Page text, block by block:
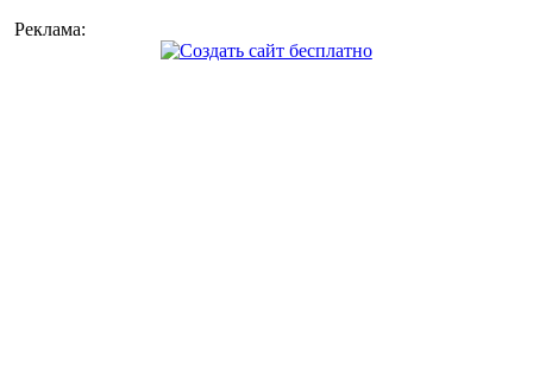
Реклама: